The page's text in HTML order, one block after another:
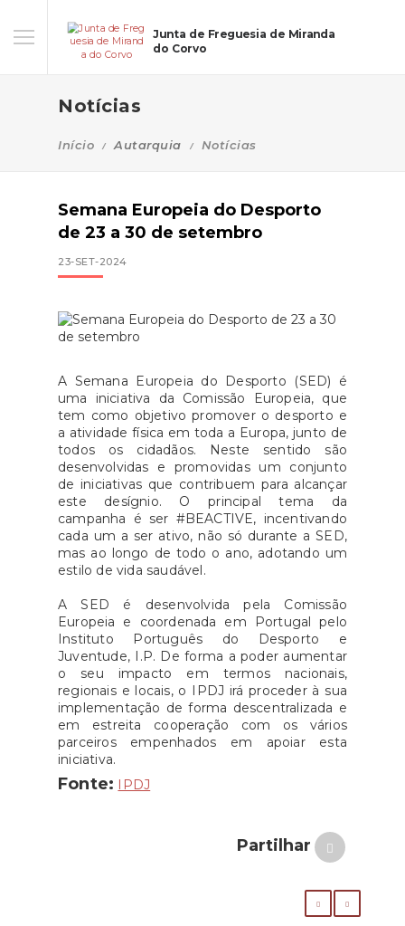
Junta de Freguesia de Miranda
do Corvo
Notícias
Início Autarquia Notícias
Semana Europeia do Desporto
de 23 a 30 de setembro
23-SET-2024
A Semana Europeia do Desporto (SED) é
uma iniciativa da Comissão Europeia, que
tem como objetivo promover o desporto e
a atividade física em toda a Europa, junto de
todos os cidadãos. Neste sentido são
desenvolvidas e promovidas um conjunto
de iniciativas que contribuem para alcançar
este desígnio. O principal tema da
campanha é ser #BEACTIVE, incentivando
cada um a ser ativo, não só durante a SED,
mas ao longo de todo o ano, adotando um
estilo de vida saudável.
A SED é desenvolvida pela Comissão
Europeia e coordenada em Portugal pelo
Instituto Português do Desporto e
Juventude, I.P. De forma a poder aumentar
o seu impacto em termos nacionais,
regionais e locais, o IPDJ irá proceder à sua
implementação de forma descentralizada e
em estreita cooperação com os vários
parceiros empenhados em apoiar esta
iniciativa.
Fonte: IPDJ
Partilhar